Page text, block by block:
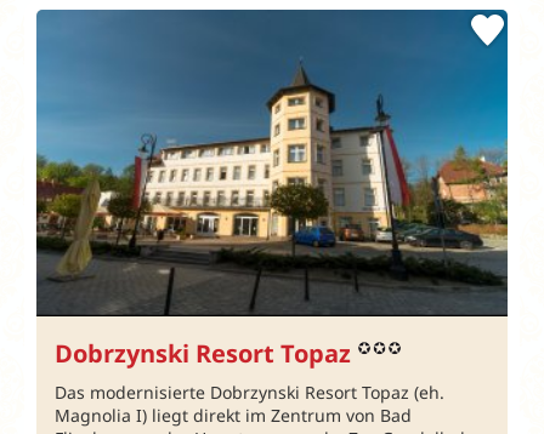
Dobrzynski Resort Topaz
Das modernisierte Dobrzynski Resort Topaz (eh.
Magnolia I) liegt direkt im Zentrum von Bad